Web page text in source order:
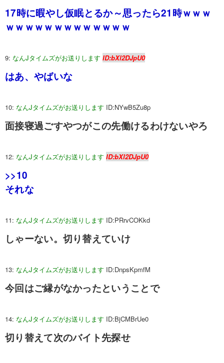
17時に暇やし仮眠とるか～思ったら21時ｗｗｗ
ｗｗｗｗｗｗｗｗｗｗｗｗｗ
9: なんJタイムズがお送りします ID:bXl2DJpU0
はあ、やばいな
10: なんJタイムズがお送りします ID:NYwB5Zu8p
面接寝過ごすやつがこの先働けるわけないやろ
12: なんJタイムズがお送りします ID:bXl2DJpU0
>>10
それな
11: なんJタイムズがお送りします ID:PRrvCOKkd
しゃーない。切り替えていけ
13: なんJタイムズがお送りします ID:DnpsKpmfM
今回はご縁がなかったということで
14: なんJタイムズがお送りします ID:BjCMBrUe0
切り替えて次のバイト先探せ